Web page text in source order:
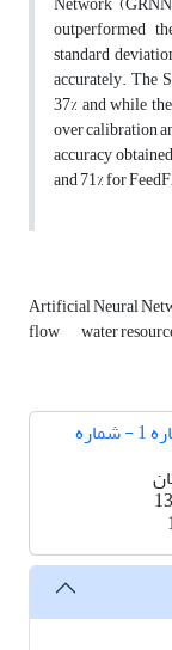
outperformed
standard
accurately. The
37% and while
over calibration
accuracy
and 71% for
Artificial Neural
flow water
دوره 3، شماره 1 - شماره